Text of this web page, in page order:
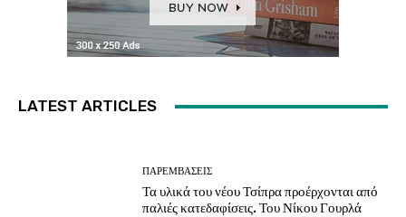
LATEST ARTICLES
ΠΑΡΕΜΒΑΣΕΙΣ
Τα υλικά του νέου Τσίπρα προέρχονται από
παλιές κατεδαφίσεις. Του Νίκου Γουρλά